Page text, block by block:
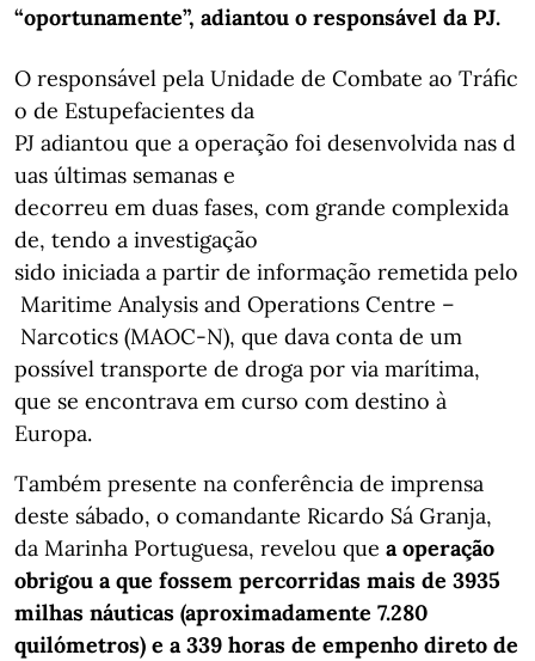
“oportunamente”, adiantou o responsável da PJ.
O responsável pela Unidade de Combate ao Tráfic
o de Estupefacientes da
PJ adiantou que a operação foi desenvolvida nas d
uas últimas semanas e
decorreu em duas fases, com grande complexida
de, tendo a investigação
sido iniciada a partir de informação remetida pelo
Maritime Analysis and Operations Centre –
Narcotics (MAOC-N), que dava conta de um
possível transporte de droga por via marítima,
que se encontrava em curso com destino à
Europa.
Também presente na conferência de imprensa
deste sábado, o comandante Ricardo Sá Granja,
da Marinha Portuguesa, revelou que a operação
obrigou a que fossem percorridas mais de 3935
milhas náuticas (aproximadamente 7.280
quilómetros) e a 339 horas de empenho direto de